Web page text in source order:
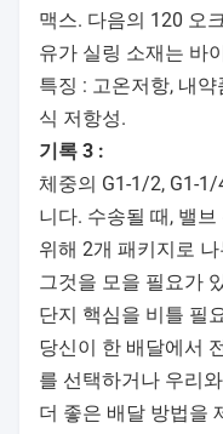
SLP-
25B
SLP-
32B
G1-
1/4 "
맥스. 다음의 120 오
유가 실링 소재는 바
특징 : 고온저항, 내
식 저항성.
기록 3 :
체중의 G1-1/2, G1-
니다. 수송될 때, 밸
위해 2개 패키지로
그것을 모을 필요가
단지 핵심을 비틀 필
당신이 한 배달에서
를 선택하거나 우리
더 좋은 배달 방법을